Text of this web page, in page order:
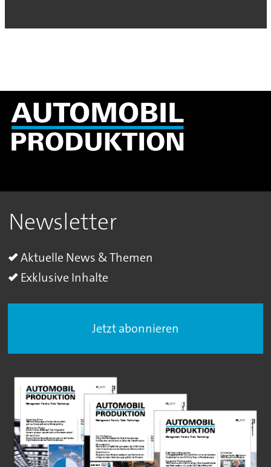
Newsletter
Aktuelle News & Themen
Exklusive Inhalte
Jetzt abonnieren